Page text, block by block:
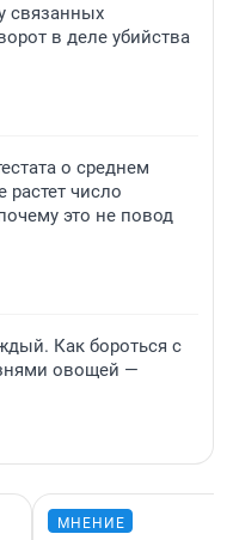
связанных
в деле убийства
о среднем
растет число
это не повод
Как бороться с
овощей —
МНЕНИЕ